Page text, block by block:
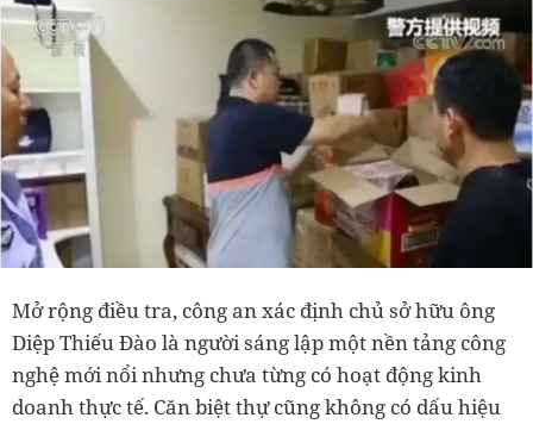
Mở rộng điều tra, công an xác định chủ sở hữu ông
Diệp Thiếu Đào là người sáng lập một nền tảng công
nghệ mới nổi nhưng chưa từng có hoạt động kinh
doanh thực tế. Căn biệt thự cũng không có dấu hiệu